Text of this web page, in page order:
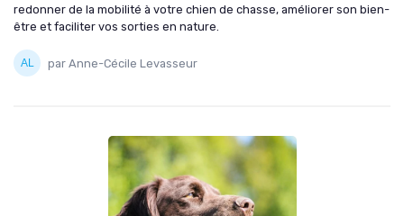
redonner de la mobilité à votre chien de chasse, améliorer son bien-
être et faciliter vos sorties en nature.
par Anne-Cécile Levasseur